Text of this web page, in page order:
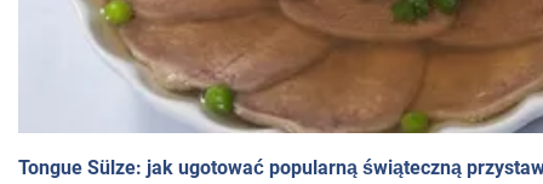
Tongue Sülze: jak ugotować popularną świąteczną